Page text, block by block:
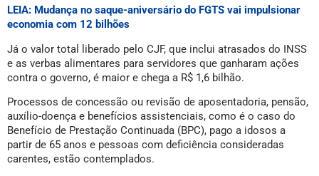
LEIA: Mudança no saque-aniversário do FGTS vai impulsionar
economia com 12 bilhões
Já o valor total liberado pelo CJF, que inclui atrasados do INSS
e as verbas alimentares para servidores que ganharam ações
contra o governo, é maior e chega a R$ 1,6 bilhão.
Processos de concessão ou revisão de aposentadoria, pensão,
auxílio-doença e benefícios assistenciais, como é o caso do
Benefício de Prestação Continuada (BPC), pago a idosos a
partir de 65 anos e pessoas com deficiência consideradas
carentes, estão contemplados.